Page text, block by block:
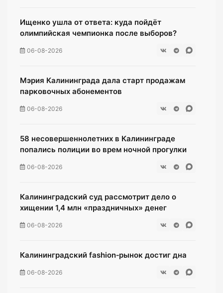
Ищенко ушла от ответа: куда пойдёт
олимпийская чемпионка после выборов?
06-08-2026
Мэрия Калининграда дала старт продажам
парковочных абонементов
06-08-2026
58 несовершеннолетних в Калининграде
попались полиции во врем ночной прогулки
06-08-2026
Калининградский суд рассмотрит дело о
хищении 1,4 млн «праздничных» денег
06-08-2026
Калининградский fashion‑рынок достиг дна
06-08-2026